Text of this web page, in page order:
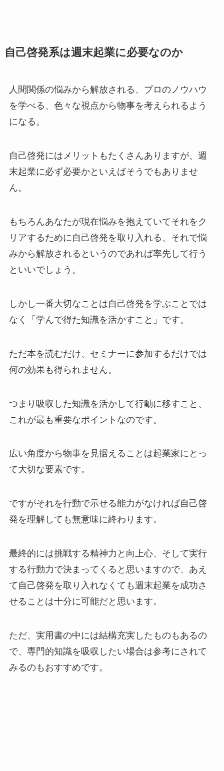
自己啓発系は週末起業に必要なのか
人間関係の悩みから解放される、プロのノウハウ
を学べる、色々な視点から物事を考えられるよう
になる。
自己啓発にはメリットもたくさんありますが、週
末起業に必ず必要かといえばそうでもありませ
ん。
もちろんあなたが現在悩みを抱えていてそれをク
リアするために自己啓発を取り入れる、それで悩
みから解放されるというのであれば率先して行う
といいでしょう。
しかし一番大切なことは自己啓発を学ぶことでは
なく「学んで得た知識を活かすこと」です。
ただ本を読むだけ、セミナーに参加するだけでは
何の効果も得られません。
つまり吸収した知識を活かして行動に移すこと、
これが最も重要なポイントなのです。
広い角度から物事を見据えることは起業家にとっ
て大切な要素です。
ですがそれを行動で示せる能力がなければ自己啓
発を理解しても無意味に終わります。
最終的には挑戦する精神力と向上心、そして実行
する行動力で決まってくると思いますので、あえ
て自己啓発を取り入れなくても週末起業を成功さ
せることは十分に可能だと思います。
ただ、実用書の中には結構充実したものもあるの
で、専門的知識を吸収したい場合は参考にされて
みるのもおすすめです。